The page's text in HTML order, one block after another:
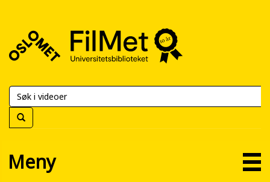
FilMet
Universitetsbiblioteket
Meny